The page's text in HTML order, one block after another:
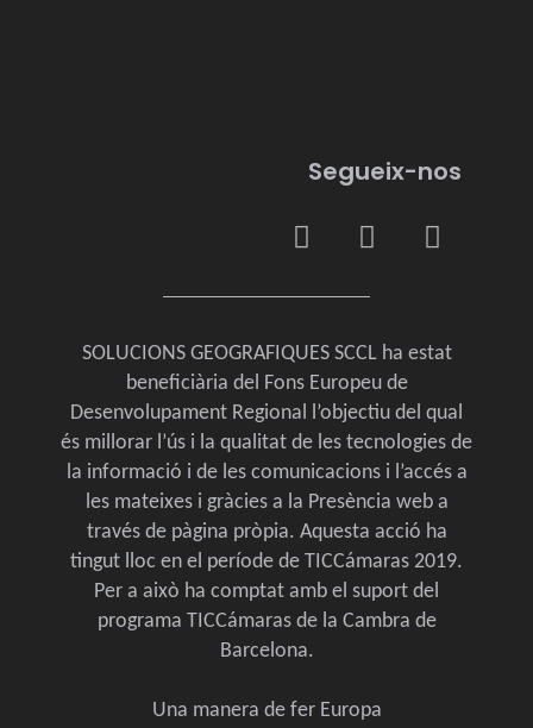
Segueix-nos
SOLUCIONS GEOGRAFIQUES SCCL ha estat
beneficiària del Fons Europeu de
Desenvolupament Regional l’objectiu del qual
és millorar l’ús i la qualitat de les tecnologies de
la informació i de les comunicacions i l’accés a
les mateixes i gràcies a la Presència web a
través de pàgina pròpia. Aquesta acció ha
tingut lloc en el període de TICCámaras 2019.
Per a això ha comptat amb el suport del
programa TICCámaras de la Cambra de
Barcelona.
Una manera de fer Europa